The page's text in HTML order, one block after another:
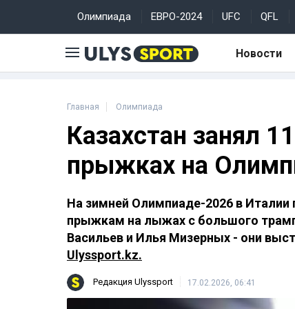
Олимпиада ЕВРО-2024 UFC QFL
Новости
Главная Олимпиада
Казахстан занял
прыжках на
На зимней Олимпиаде-2026 в
прыжкам на лыжах с большого
Васильев и Илья Мизерных - они
Ulyssport.kz.
Редакция Ulyssport 17.02.2026, 06:41